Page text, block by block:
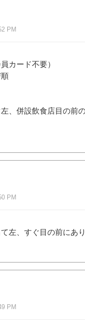
PM
カード不要）
、併設飲食店目の前
PM
左、すぐ目の前にあり
PM